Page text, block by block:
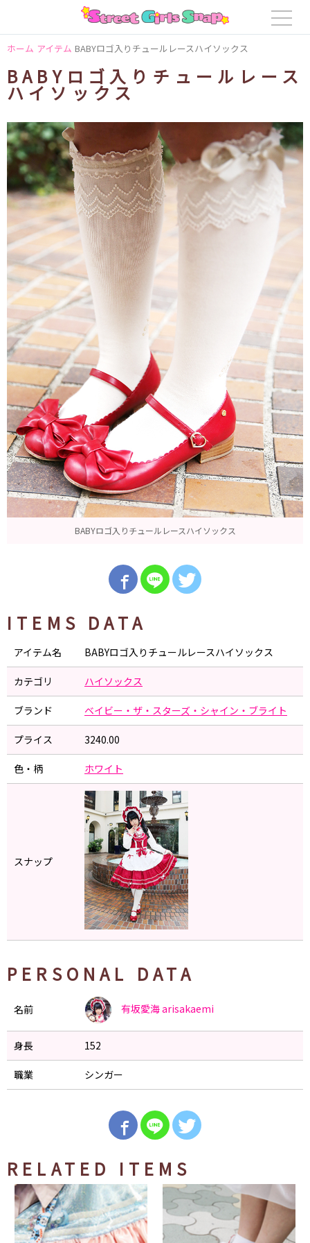
ホーム アイテム BABYロゴ入りチュールレースハイソックス
BABYロゴ入りチュールレース
ハイソックス
BABYロゴ入りチュールレースハイソックス
ITEMS DATA
アイテム名 BABYロゴ入りチュールレースハイソックス
カテゴリ ハイソックス
ブランド ベイビー・ザ・スターズ・シャイン・ブライト
プライス 3240.00
色・柄 ホワイト
スナップ
PERSONAL DATA
名前 有坂愛海arisakaemi
身長 152
職業 シンガー
RELATED ITEMS